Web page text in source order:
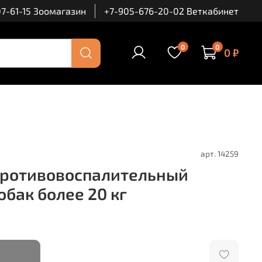
61-15 Зоомагазин +7-905-676-20-02 Веткабинет
0 0 0 ₽
арт. 14259
более 20 кг